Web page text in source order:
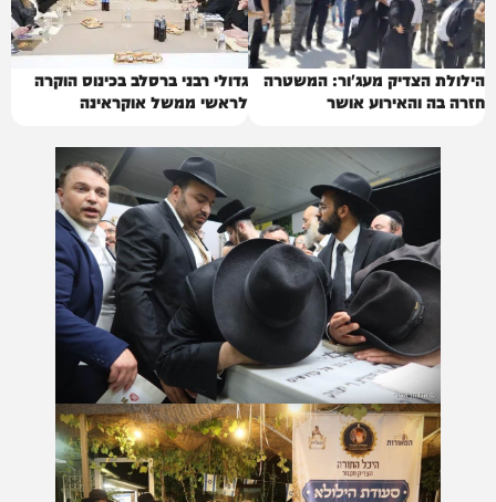
הילולת הצדיק מעג'ור: המשטרה
חזרה בה והאירוע אושר
גדולי רבני ברסלב בכינוס הוקרה
לראשי ממשל אוקראינה